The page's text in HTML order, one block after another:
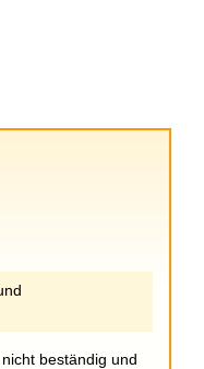
beständig und